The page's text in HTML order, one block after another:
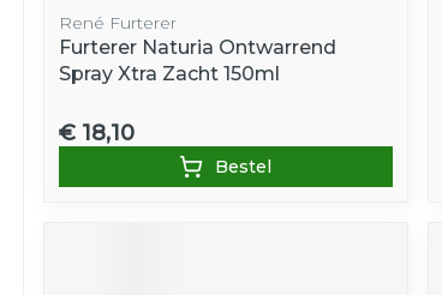
René Furterer
Furterer Naturia Ontwarrend
Spray Xtra Zacht 150ml
€ 18,10
Bestel